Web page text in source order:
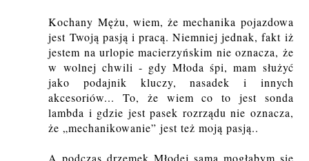
Kochany Mężu, wiem, że mechanika pojazdowa
jest Twoją pasją i pracą. Niemniej jednak, fakt iż
jestem na urlopie macierzyńskim nie oznacza, że
w wolnej chwili - gdy Młoda śpi, mam służyć
jako podajnik kluczy, nasadek i innych
akcesoriów... To, że wiem co to jest sonda
lambda i gdzie jest pasek rozrządu nie oznacza,
że „mechanikowanie” jest też moją pasją..